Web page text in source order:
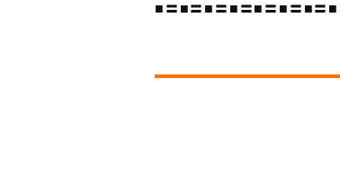
■〓■〓■〓■〓■〓■〓■〓